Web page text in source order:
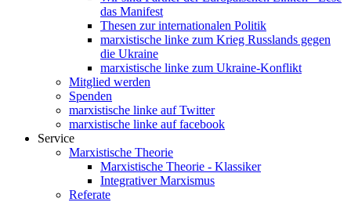
das Manifest
Thesen zur internationalen Politik
marxistische linke zum Krieg Russlands gegen
die Ukraine
marxistische linke zum Ukraine-Konflikt
Mitglied werden
Spenden
marxistische linke auf Twitter
marxistische linke auf facebook
Service
Marxistische Theorie
Marxistische Theorie - Klassiker
Integrativer Marxismus
Referate